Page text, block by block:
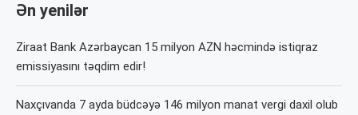
Ən yenilər
Ziraat Bank Azərbaycan 15 milyon AZN həcmində istiqraz
emissiyasını təqdim edir!
Naxçıvanda 7 ayda büdcəyə 146 milyon manat vergi daxil olub